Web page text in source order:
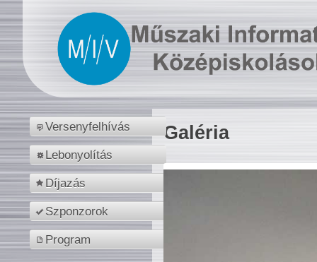
Versenyfelhívás
Lebonyolítás
Díjazás
Szponzorok
Program
Galéria